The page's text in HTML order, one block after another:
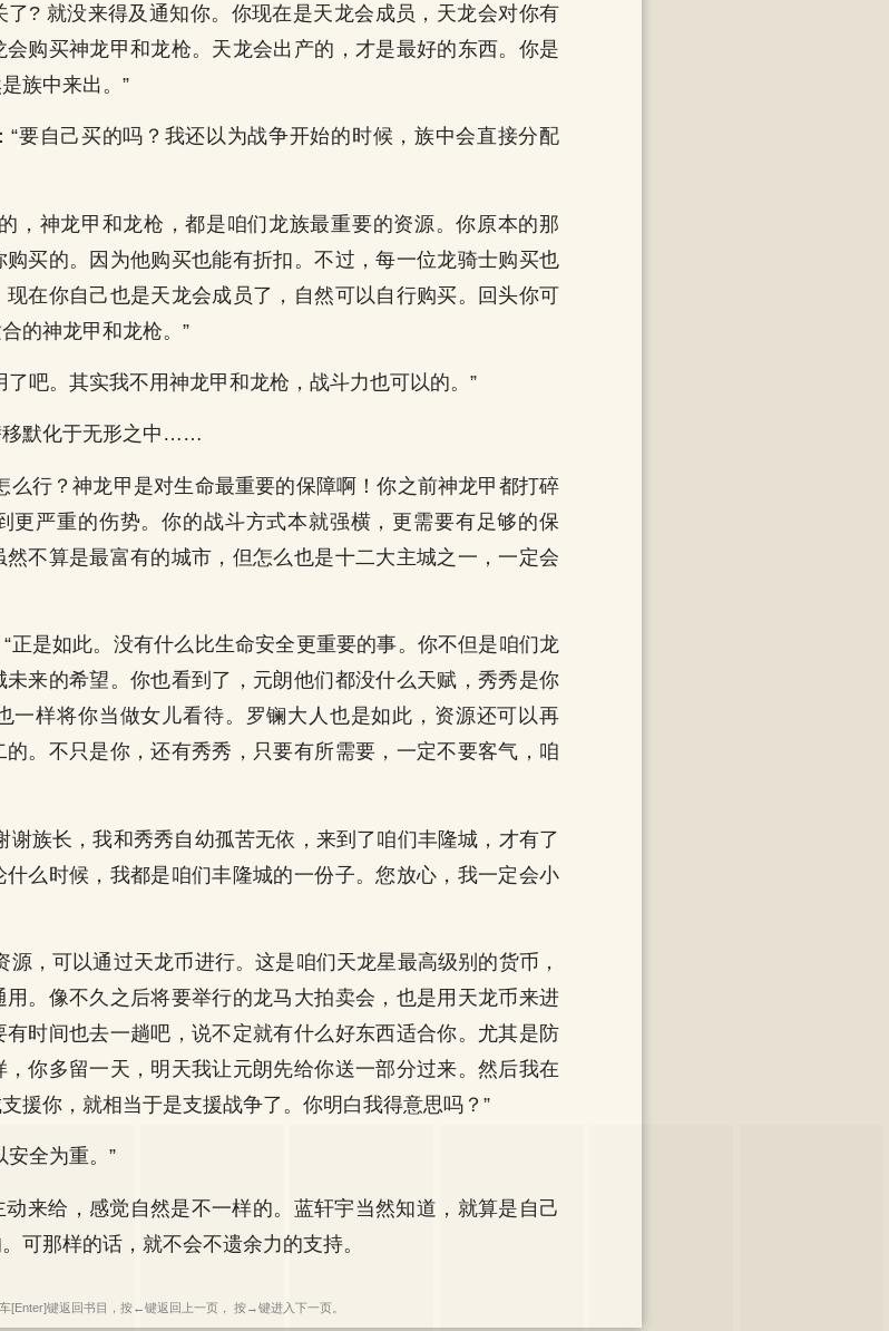
? 就没来得及通知你。你现在是天龙会成员，天龙会对你有
购买神龙甲和龙枪。天龙会出产的，才是最好的东西。你是
族中来出。”
“要自己买的吗？我还以为战争开始的时候，族中会直接分配
，神龙甲和龙枪，都是咱们龙族最重要的资源。你原本的那
买的。因为他购买也能有折扣。不过，每一位龙骑士购买也
在你自己也是天龙会成员了，自然可以自行购买。回头你可
的神龙甲和龙枪。”
了吧。其实我不用神龙甲和龙枪，战斗力也可以的。”
移默化于无形之中……
么行？神龙甲是对生命最重要的保障啊！你之前神龙甲都打碎
更严重的伤势。你的战斗方式本就强横，更需要有足够的保
不算是最富有的城市，但怎么也是十二大主城之一，一定会
正是如此。没有什么比生命安全更重要的事。你不但是咱们龙
来的希望。你也看到了，元朗他们都没什么天赋，秀秀是你
一样将你当做女儿看待。罗镧大人也是如此，资源还可以再
。不只是你，还有秀秀，只要有所需要，一定不要客气，咱
谢族长，我和秀秀自幼孤苦无依，来到了咱们丰隆城，才有了
么时候，我都是咱们丰隆城的一份子。您放心，我一定会小
源，可以通过天龙币进行。这是咱们天龙星最高级别的货币，
。像不久之后将要举行的龙马大拍卖会，也是用天龙币来进
时间也去一趟吧，说不定就有什么好东西适合你。尤其是防
你多留一天，明天我让元朗先给你送一部分过来。然后我在
援你，就相当于是支援战争了。你明白我得意思吗？”
安全为重。”
来给，感觉自然是不一样的。蓝轩宇当然知道，就算是自己
可那样的话，就不会不遗余力的支持。
[Enter]键返回书目，按←键返回上一页， 按→键进入下一页。